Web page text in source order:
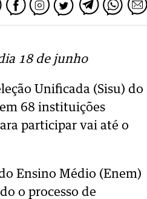
18 de junho
Unificada (Sisu) do
68 instituições
participar vai até o
Ensino Médio (Enem)
o processo de